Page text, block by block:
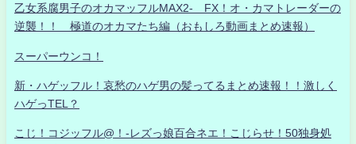
乙女系腐男子のオカマッフルMAX2- FX！オ・カマトレーダーの
逆襲！！ 極道のオカマたち編（おもしろ動画まとめ速報）
スーパーウンコ！
新・ハゲッフル！哀愁のハゲ男の髪ってるまとめ速報！！激しく
ハゲっTEL？
こじ！コジッフル@！-レズっ娘百合ネエ！こじらせ！50独身処